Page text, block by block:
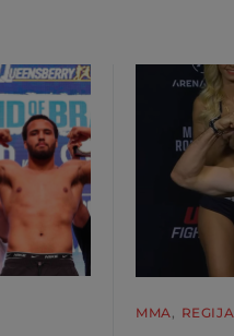
MMA REGIJA